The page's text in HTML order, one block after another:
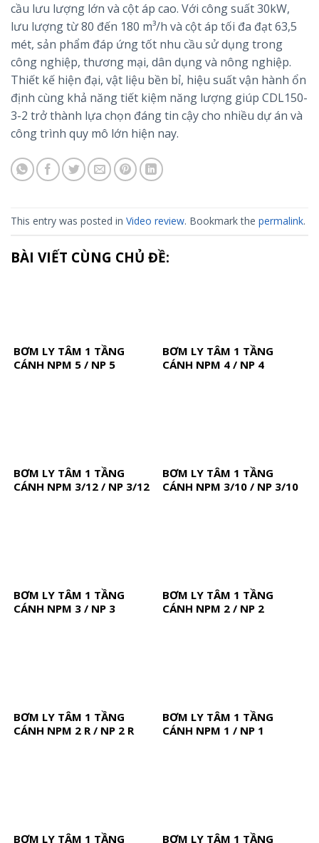
cầu lưu lượng lớn và cột áp cao. Với công suất 30kW,
lưu lượng từ 80 đến 180 m³/h và cột áp tối đa đạt 63,5
mét, sản phẩm đáp ứng tốt nhu cầu sử dụng trong
công nghiệp, thương mại, dân dụng và nông nghiệp.
Thiết kế hiện đại, vật liệu bền bỉ, hiệu suất vận hành ổn
định cùng khả năng tiết kiệm năng lượng giúp CDL150-
3-2 trở thành lựa chọn đáng tin cậy cho nhiều dự án và
công trình quy mô lớn hiện nay.
This entry was posted in Video review. Bookmark the permalink.
BÀI VIẾT CÙNG CHỦ ĐỀ:
BƠM LY TÂM 1 TẦNG
CÁNH NPM 5 / NP 5
BƠM LY TÂM 1 TẦNG
CÁNH NPM 4 / NP 4
BƠM LY TÂM 1 TẦNG
CÁNH NPM 3/12 / NP 3/12
BƠM LY TÂM 1 TẦNG
CÁNH NPM 3/10 / NP 3/10
BƠM LY TÂM 1 TẦNG
CÁNH NPM 3 / NP 3
BƠM LY TÂM 1 TẦNG
CÁNH NPM 2 / NP 2
BƠM LY TÂM 1 TẦNG
CÁNH NPM 2 R / NP 2 R
BƠM LY TÂM 1 TẦNG
CÁNH NPM 1 / NP 1
BƠM LY TÂM 1 TẦNG BƠM LY TÂM 1 TẦNG